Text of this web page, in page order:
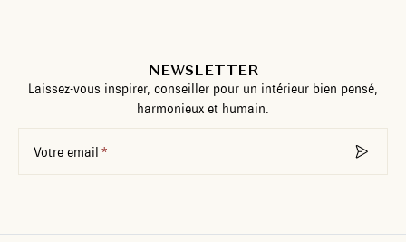
NEWSLETTER
Laissez-vous inspirer, conseiller pour un intérieur bien pensé,
harmonieux et humain.
Votre email